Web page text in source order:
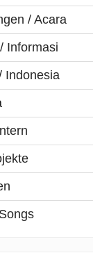
/ Acara
Informasi
Indonesia